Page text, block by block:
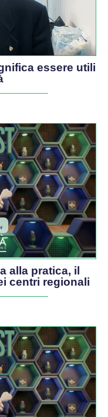
essere utili
alla pratica, il
centri regionali